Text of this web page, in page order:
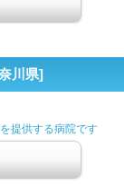
川県]
提供する病院です